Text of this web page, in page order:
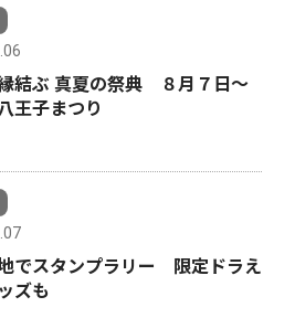
結ぶ 真夏の祭典 ８月７日〜
王子まつり
でスタンプラリー 限定ドラえ
ズも